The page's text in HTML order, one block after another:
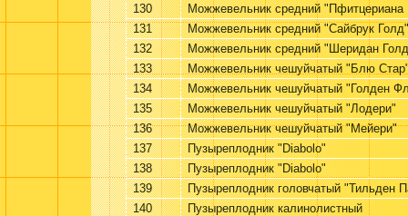
130
Можжевельник средний "Пфитцериана
131
Можжевельник средний "Сайбрук Голд"
132
Можжевельник средний "Шеридан
133
Можжевельник чешуйчатый "Блю
134
Можжевельник чешуйчатый "Голден
135
Можжевельник чешуйчатый "Лодери"
136
Можжевельник чешуйчатый "Мейери"
137
Пузыреплодник "Diabolo"
138
Пузыреплодник "Diabolo"
139
Пузыреплодник головчатый "Тильден
140
Пузыреплодник калинолистный